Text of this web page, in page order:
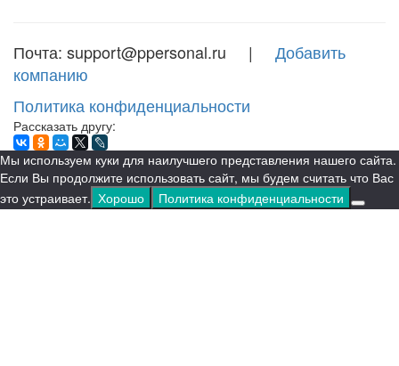
Почта: support@ppersonal.ru | Добавить
компанию
Политика конфиденциальности
Рассказать другу:
Мы используем куки для наилучшего представления нашего сайта.
Если Вы продолжите использовать сайт, мы будем считать что Вас
это устраивает. Хорошо Политика конфиденциальности